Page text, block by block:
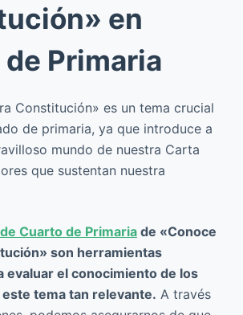
en
Primaria
Constitución» es un tema crucial
de primaria, ya que introduce a
mundo de nuestra Carta
que sustentan nuestra
Cuarto de Primariade «Conoce
son herramientas
evaluar el conocimiento de los
tema tan relevante. A través